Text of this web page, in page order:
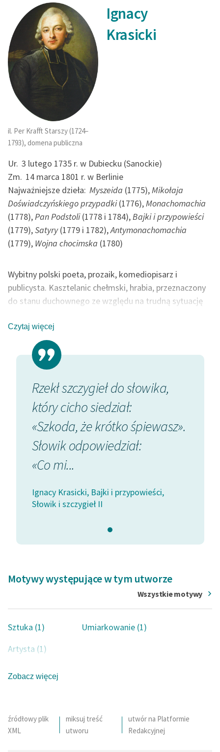
il. Per Krafft Starszy (1724–
1793), domena publiczna
Ignacy
Krasicki
Ur. 3 lutego 1735 r. w Dubiecku (Sanockie)
Zm. 14 marca 1801 r. w Berlinie
Najważniejsze dzieła: Myszeida (1775),Mikołaja
Doświadczyńskiego przypadki(1776),Monachomachia
(1778),Pan Podstoli(1778 i 1784),Bajki i przypowieści
(1779),Satyry(1779 i 1782),Antymonachomachia
(1779), Wojna chocimska (1780)
Wybitny polski poeta, prozaik, komediopisarz i
publicysta. Kasztelanic chełmski, hrabia, przeznaczony
do stanu duchownego ze względu na trudną sytuację
współpracował z królem Stanisławem Augustem w
dziele kulturalnego ożywienia kraju. Tworzył w duchu
oświecenia (m.in. napisał w latach 1781-83 dwutomową
encyklopedięZbiór potrzebniejszych wiadomości
twórcą pierwszego pol. czasopisma, (»Monitor«), ale
Hymn do miłości ojczyzny(1774) oraz przekład
Pieśni Osjanaodegrały znaczącą rolę w kształtowaniu
polskiego romantyzmu.
Czytaj więcej
Rzekł szczygieł do słowika,
który cicho siedział:
«Szkoda, że krótko śpiewasz».
Słowik odpowiedział:
«Co mi...
Ignacy Krasicki, Bajki i przypowieści,
Słowik i szczygieł II
Motywy występujące w tym utworze
Wszystkie motywy
Sztuka (1)
Umiarkowanie (1)
Artysta (1)
Zobacz więcej
źródłowy plik
XML
miksuj treść
utworu
utwór na Platformie
Redakcyjnej